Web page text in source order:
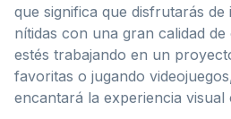
que significa que disfrutarás de
nítidas con una gran calidad de
estés trabajando en un
favoritas o jugando
encantará la experiencia